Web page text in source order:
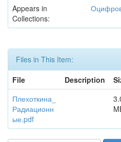
Appears in
Collections:
Files in This Item:
File
Description
Плехоткина_
Радиационн
ые.pdf